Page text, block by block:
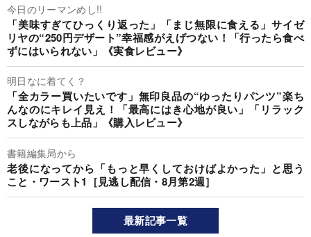
今日のリーマンめし!!
「美味すぎてひっくり返った」「まじ無限に食える」サイゼ
リヤの“250円デザート”幸福感がえげつない！「行ったら食べ
ずにはいられない」《実食レビュー》
明日なに着てく？
「全カラー買いたいです」無印良品の“ゆったりパンツ”楽ち
んなのにキレイ見え！「最高にはき心地が良い」「リラック
スしながらも上品」《購入レビュー》
書籍編集局から
老後になってから「もっと早くしておけばよかった」と思う
こと・ワースト1［見逃し配信・8月第2週］
最新記事一覧